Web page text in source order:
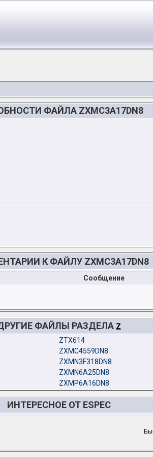
ФАЙЛА ZXMC3A17DN8
К ФАЙЛУ ZXMC3A17DN8
Сообщение
ФАЙЛЫ РАЗДЕЛА Z
ZTX614
ZXMC4559DN8
ZXMN3F318DN8
ZXMN6A25DN8
ZXMP6A16DN8
ИНТЕРЕСНОЕ ОТ ESPEC